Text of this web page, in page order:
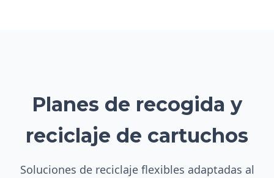
Planes de recogida y
reciclaje de cartuchos
Soluciones de reciclaje flexibles adaptadas al